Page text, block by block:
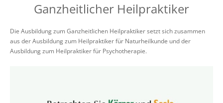
Ganzheitlicher Heilpraktiker
Die Ausbildung zum Ganzheitlichen Heilpraktiker setzt sich zusammen
aus der Ausbildung zum Heilpraktiker für Naturheilkunde und der
Ausbildung zum Heilpraktiker für Psychotherapie.